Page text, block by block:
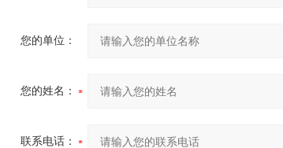
您的单位：
您的姓名：
联系电话：